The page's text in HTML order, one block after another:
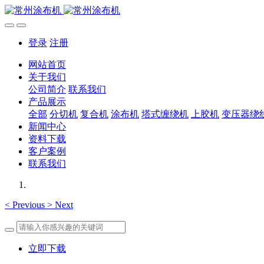
登录 注册
网站首页
关于我们
公司简介 联系我们
产品展示
全部 分切机 复合机 涂布机 塔式缠绕机 上胶机 变压器绕
新闻中心
资料下载
客户案例
联系我们
< Previous > Next
立即下载